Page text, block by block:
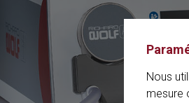
Nous
mesure